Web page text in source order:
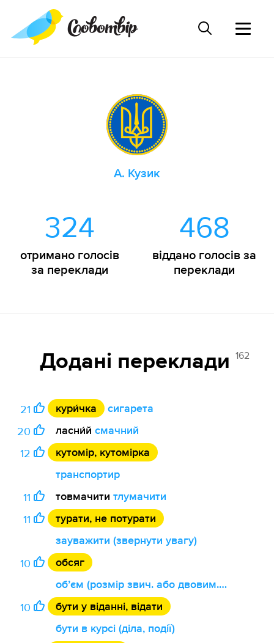
А. Кузик
324
отримано голосів
за переклади
468
віддано голосів за
переклади
Додані переклади 162
21 кури́чка
сигарета
20
ласни́й смачний
12
кутомір, кутомірка
транспортир
11
товмачити тлумачити
11
турати, не потурати
зауважити (звернути увагу)
10
обсяг
обʼєм (розмір звич. або двовим., межі)
10
бути у віданні, відати
бути в курсі (діла, події)